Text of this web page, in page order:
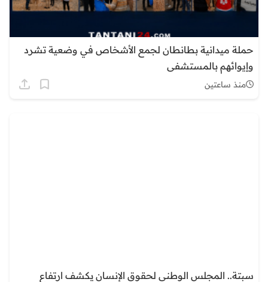
حملة ميدانية بطانطان لجمع الأشخاص في وضعية تشرد
وإيوائهم بالمستشفى
منذ ساعتين
سبتة.. المجلس الوطني لحقوق الإنسان يكشف ارتفاع